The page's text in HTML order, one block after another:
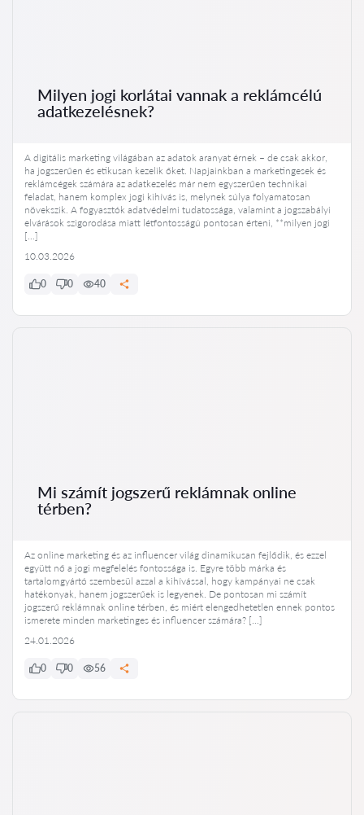
Milyen jogi korlátai vannak a reklámcélú
adatkezelésnek?
A digitális marketing világában az adatok aranyat érnek – de csak akkor,
ha jogszerűen és etikusan kezelik őket. Napjainkban a marketingesek és
reklámcégek számára az adatkezelés már nem egyszerűen technikai
feladat, hanem komplex jogi kihívás is, melynek súlya folyamatosan
növekszik. A fogyasztók adatvédelmi tudatossága, valamint a jogszabályi
elvárások szigorodása miatt létfontosságú pontosan érteni, **milyen jogi
[…]
10.03.2026
0 0 40
Mi számít jogszerű reklámnak online
térben?
Az online marketing és az influencer világ dinamikusan fejlődik, és ezzel
együtt nő a jogi megfelelés fontossága is. Egyre több márka és
tartalomgyártó szembesül azzal a kihívással, hogy kampányai ne csak
hatékonyak, hanem jogszerűek is legyenek. De pontosan mi számít
jogszerű reklámnak online térben, és miért elengedhetetlen ennek pontos
ismerete minden marketinges és influencer számára? […]
24.01.2026
0 0 56